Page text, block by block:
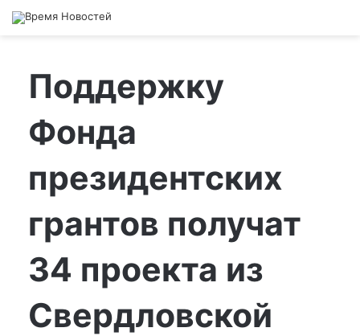
Поддержку
Фонда
президентских
грантов получат
34 проекта из
Свердловской